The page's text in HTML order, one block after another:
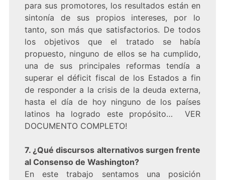
para sus promotores, los resultados están en
sintonía de sus propios intereses, por lo
tanto, son más que satisfactorios. De todos
los objetivos que el tratado se había
propuesto, ninguno de ellos se ha cumplido,
una de sus principales reformas tendía a
superar el déficit fiscal de los Estados a fin
de responder a la crisis de la deuda externa,
hasta el día de hoy ninguno de los países
latinos ha logrado este propósito… VER
DOCUMENTO COMPLETO!
7. ¿Qué discursos alternativos surgen frente
al Consenso de Washington?
En este trabajo sentamos una posición